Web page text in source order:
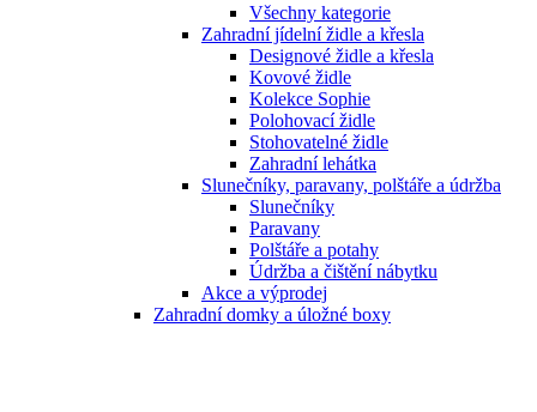
Všechny kategorie
Zahradní jídelní židle a křesla
Designové židle a křesla
Kovové židle
Kolekce Sophie
Polohovací židle
Stohovatelné židle
Zahradní lehátka
Slunečníky, paravany, polštáře a údržba
Slunečníky
Paravany
Polštáře a potahy
Údržba a čištění nábytku
Akce a výprodej
Zahradní domky a úložné boxy